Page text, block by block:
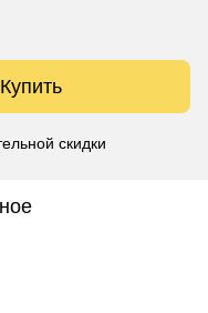
Купить
скидки